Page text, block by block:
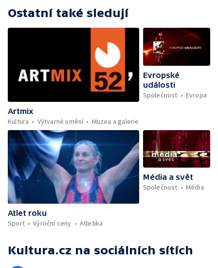
Ostatní také sledují
Artmix
Kultura
Výtvarné umění Muzea a galerie
Evropské
události
Společnost
Evropa
Atlet roku
Sport
Výroční ceny Atletika
Média a svět
Společnost
Média
Kultura.cz na sociálních sítích